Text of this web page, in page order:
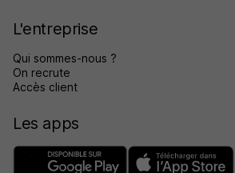
L'entreprise
Qui sommes-nous ?
On recrute
Accès client
Les apps